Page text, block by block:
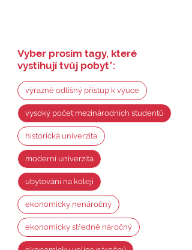
Vyber prosím tagy, které
vystihují tvůj pobyt*:
výrazně odlišný přístup k výuce
vysoký počet mezinárodních studentů
historická univerzita
moderní univerzita
ubytování na koleji
ekonomicky nenáročný
ekonomicky středně náročný